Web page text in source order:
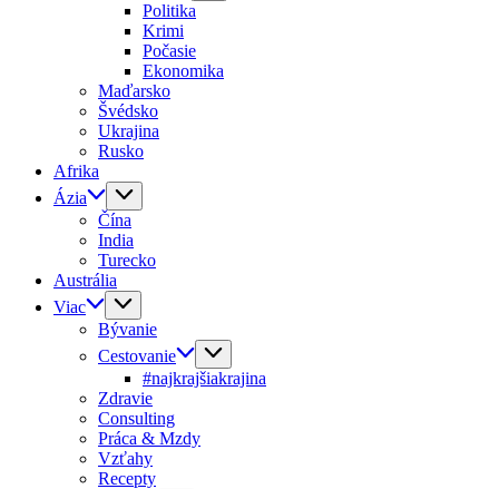
Politika
Krimi
Počasie
Ekonomika
Maďarsko
Švédsko
Ukrajina
Rusko
Afrika
Ázia
Čína
India
Turecko
Austrália
Viac
Bývanie
Cestovanie
#najkrajšiakrajina
Zdravie
Consulting
Práca & Mzdy
Vzťahy
Recepty